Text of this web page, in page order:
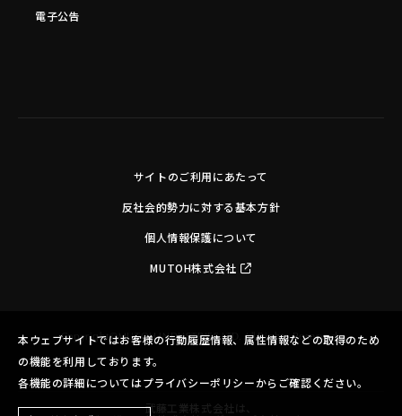
電子公告
サイトのご利用にあたって
反社会的勢力に対する基本方針
個人情報保護について
MUTOH株式会社
Copyright©MUTOH INDUSTRIES LTD. All Rights Reserved.
本ウェブサイトではお客様の行動履歴情報、属性情報などの取得のため
の機能を利用しております。
各機能の詳細についてはプライバシーポリシーからご確認ください。
武藤工業株式会社は、